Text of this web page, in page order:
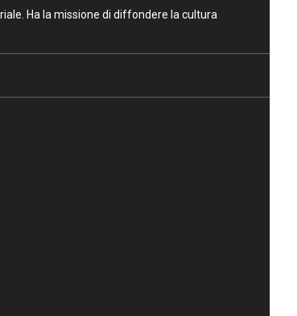
Ha la missione di diffondere la cultura